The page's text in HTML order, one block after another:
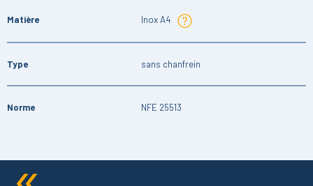
Matière Inox A4
Type sans chanfrein
Norme NFE 25513